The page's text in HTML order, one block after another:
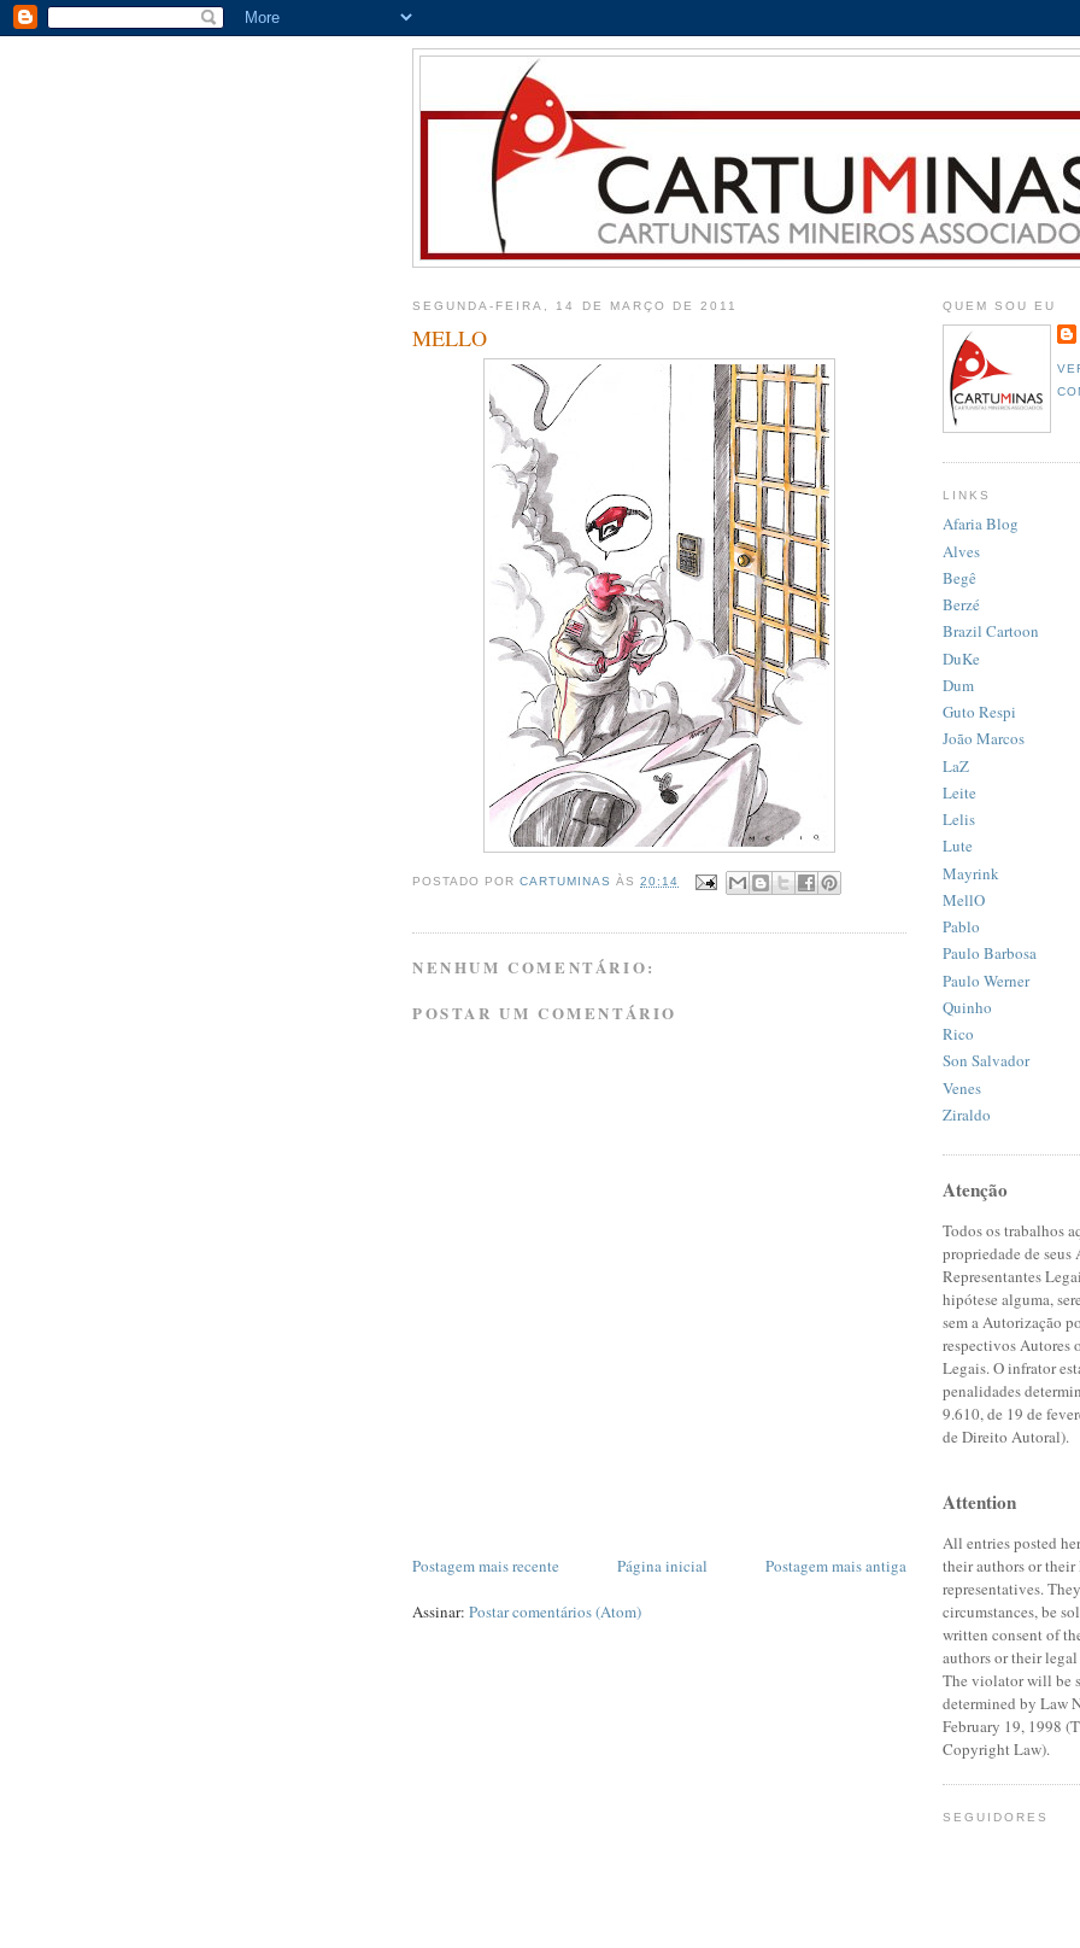
SEGUNDA-FEIRA, 14 DE MARÇO DE 2011
MELLO
POSTADO PORCARTUMINAS ÀS20:14
NENHUM COMENTÁRIO:
POSTAR UM COMENTÁRIO
Postagem mais recente Postagem mais antiga
Página inicial
Assinar: Postar comentários (Atom)
QUEM SOU EU
LINKS
Afaria Blog
Alves
Begê
Berzé
Brazil Cartoon
DuKe
Dum
Guto Respi
João Marcos
LaZ
Leite
Lelis
Lute
Mayrink
MellO
Pablo
Paulo Barbosa
Paulo Werner
Quinho
Rico
Son Salvador
Venes
Ziraldo
Atenção
Todos os trabalhos
propriedade de seus
Representantes
hipótese alguma,
sem a Autorização
respectivos Autores
Legais. O infrator
penalidades
9.610, de 19 de
de Direito Autoral).
Attention
All entries posted
their authors or their
representatives.
circumstances, be
written consent of
authors or their
The violator will be
determined by Law
February 19, 1998
Copyright Law).
SEGUIDORES